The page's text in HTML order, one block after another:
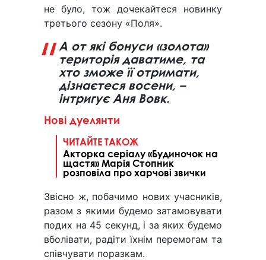
не було, тож дочекайтеся новинку
третього сезону «Поля».
А от які бонуси «золота»
територія даватиме, та
хто зможе її отримати,
дізнаєтеся восени, –
інтригує Аня Вовк.
Нові дуелянти
ЧИТАЙТЕ ТАКОЖ
Акторка серіалу «Будиночок на
щастя» Марія Стопник
розповіла про харчові звички
Звісно ж, побачимо нових учасників,
разом з якими будемо затамовувати
подих на 45 секунд, і за яких будемо
вболівати, радіти їхнім перемогам та
співчувати поразкам.